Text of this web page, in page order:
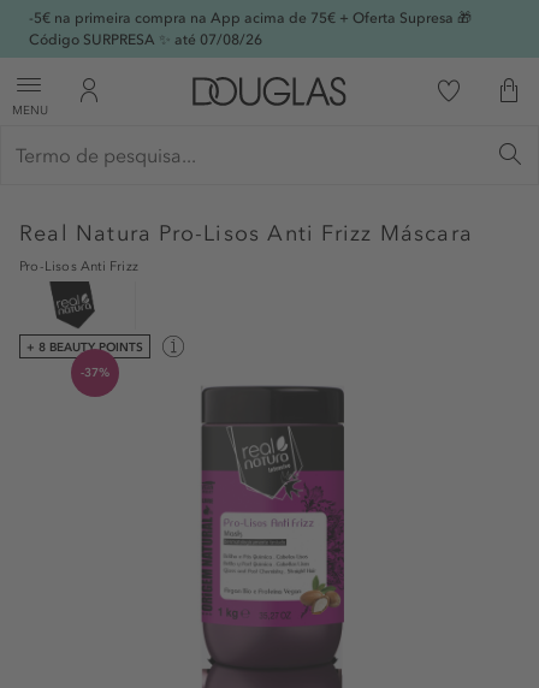
-5€ na primeira compra na App acima de 75€ + Oferta Supresa 🎁
Código SURPRESA ✨ até 07/08/26
MENU
Real Natura Pro-Lisos Anti Frizz Máscara
Pro-Lisos Anti Frizz
+ 8 BEAUTY POINTS
-37%